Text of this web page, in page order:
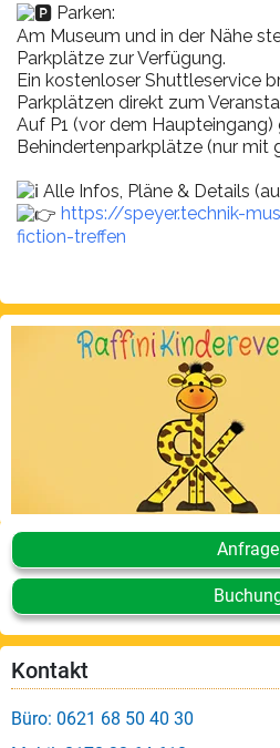
Parken:
Am Museum und in der Nähe
Parkplätze zur Verfügung.
Ein kostenloser Shuttleservice
Parkplätzen direkt zum
Auf P1 (vor dem Haupteingang)
Behindertenparkplätze (nur mit
Alle Infos, Pläne & Details
https://speyer.technik-
fiction-treffen
Anfrage
Kontakt
Büro: 0621 68 50 40 30